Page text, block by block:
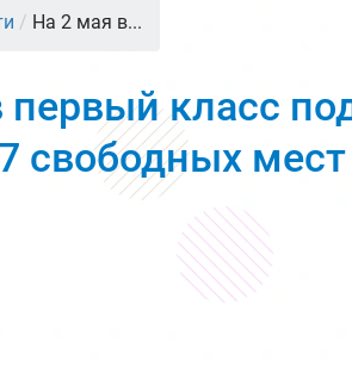
/ На 2 мая в...
класс
свободных мест